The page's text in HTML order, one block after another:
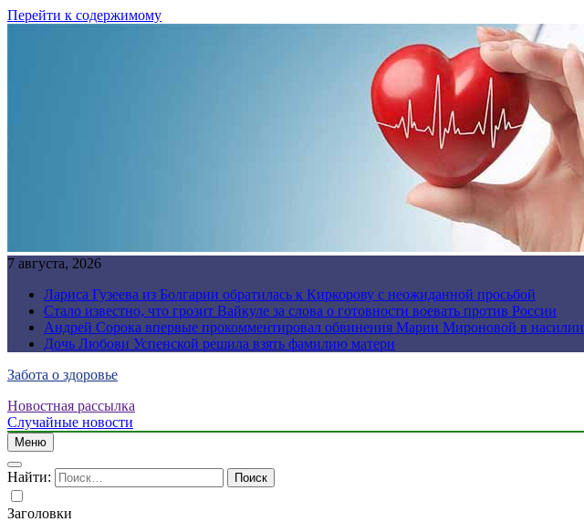
Перейти к содержимому
7 августа, 2026
Лариса Гузеева из Болгарии обратилась к Киркорову с неожиданной просьбой
Стало известно, что грозит Вайкуле за слова о готовности воевать против России
Андрей Сорока впервые прокомментировал обвинения Марии Мироновой в насилии
Дочь Любови Успенской решила взять фамилию матери
Забота о здоровье
Новостная рассылка
Случайные новости
Меню
Найти:
Заголовки